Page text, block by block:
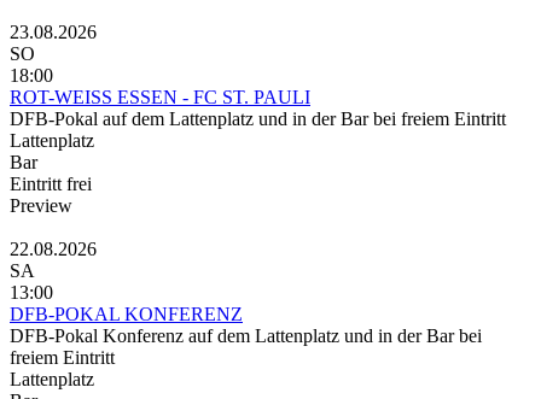
23.08.2026
SO
18:00
ROT-WEISS ESSEN - FC ST. PAULI
DFB-Pokal auf dem Lattenplatz und in der Bar bei freiem Eintritt
Lattenplatz
Bar
Eintritt frei
Preview
22.08.2026
SA
13:00
DFB-POKAL KONFERENZ
DFB-Pokal Konferenz auf dem Lattenplatz und in der Bar bei
freiem Eintritt
Lattenplatz